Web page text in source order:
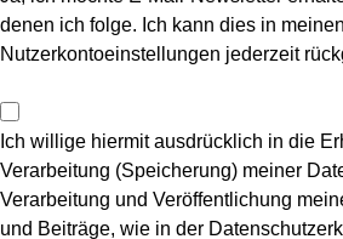
denen ich folge. Ich kann dies in meinen
Nutzerkontoeinstellungen jederzeit
Ich willige hiermit ausdrücklich in die
Verarbeitung (Speicherung) meiner
Verarbeitung und Veröffentlichung
und Beiträge, wie in der